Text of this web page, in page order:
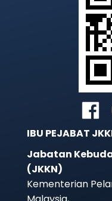
IBU PEJABAT
Jabatan
(JKKN)
Kementerian